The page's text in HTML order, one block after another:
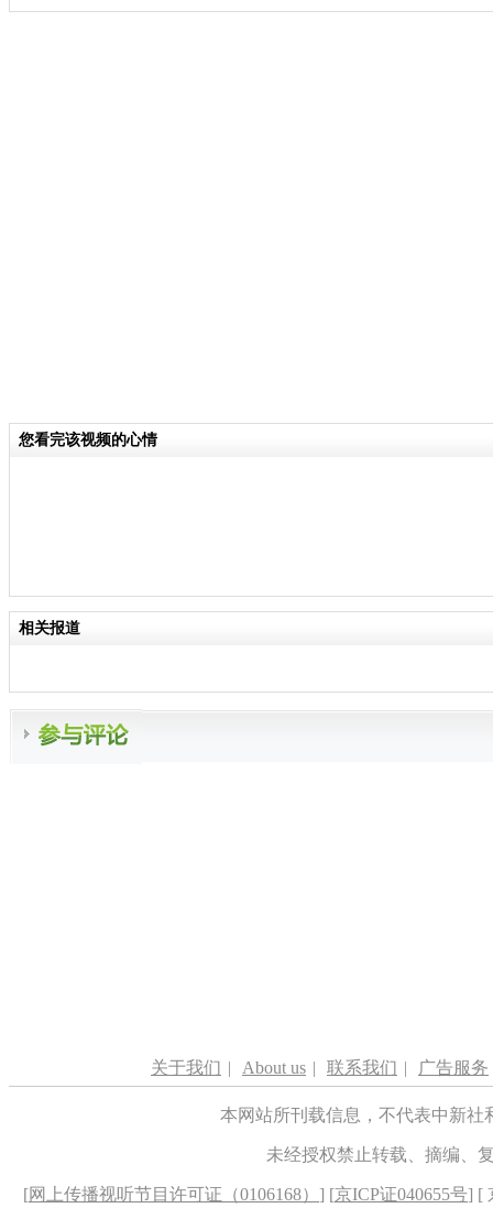
您看完该视频的心情
相关报道
关于我们 | About us | 联系我们 | 广告服务
本网站所刊载信息，不代表中新
未经授权禁止转载、摘编、
[网上传播视听节目许可证（0106168） ] [京ICP证040655号] [